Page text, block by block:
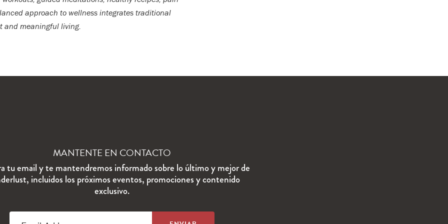
approach to wellness integrates traditional
and meaningful living.
MANTENTE EN CONTACTO
tu email y te mantendremos informado sobre lo último y mejor de
incluidos los próximos eventos, promociones y contenido
exclusivo.